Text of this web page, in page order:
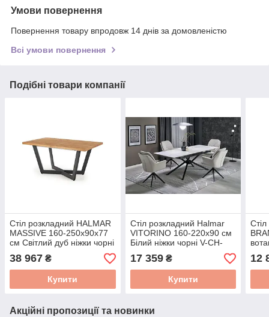
Умови повернення
Повернення товару впродовж 14 днів за домовленістю
Всі умови повернення
Подібні товари компанії
Стіл розкладний HALMAR
MASSIVE 160-250x90x77
см Світлий дуб ніжки чорні
V-PL-MASSIVE-ST
38 967 ₴
Купити
Стіл розкладний Halmar
VITORINO 160-220x90 см
Білий ніжки чорні V-CH-
VITORINO-ST-BIAŁY
17 359₴
Купити
12
Акційні пропозиції та новинки